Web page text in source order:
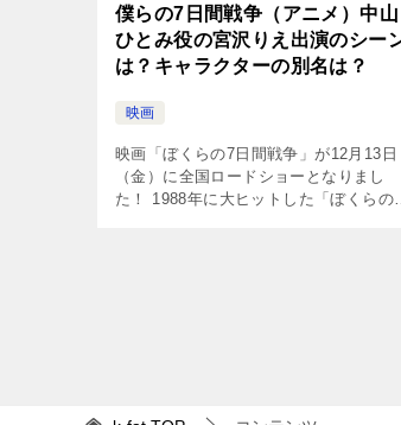
僕らの7日間戦争（アニメ）中山
ひとみ役の宮沢りえ出演のシー
は？キャラクターの別名は？
映画
映画「ぼくらの7日間戦争」が12月13日
（金）に全国ロードショーとなりまし
た！ 1988年に大ヒットした「ぼくらの七